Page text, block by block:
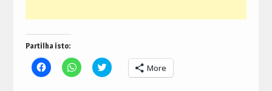
Partilha isto:
Click
to
Click
to
Click
to More